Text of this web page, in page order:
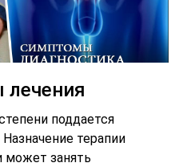
поддается
терапии
может занять